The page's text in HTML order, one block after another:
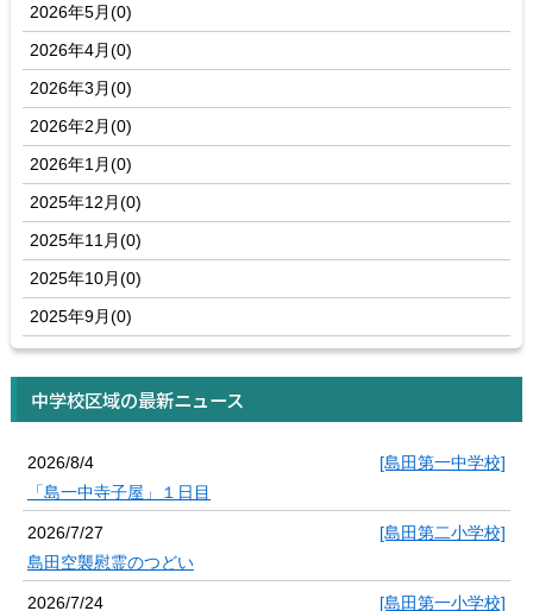
2026年5月(0)
2026年4月(0)
2026年3月(0)
2026年2月(0)
2026年1月(0)
2025年12月(0)
2025年11月(0)
2025年10月(0)
2025年9月(0)
中学校区域の最新ニュース
2026/8/4
[島田第一中学校]
「島一中寺子屋」１日目
2026/7/27
[島田第二小学校]
島田空襲慰霊のつどい
2026/7/24
[島田第一小学校]